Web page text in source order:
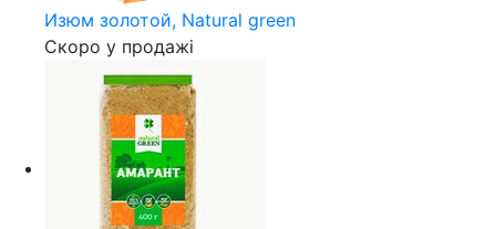
Изюм золотой, Natural green
Скоро у продажі